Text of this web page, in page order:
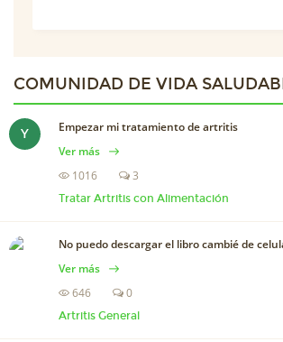
COMUNIDAD DE VIDA
Y
Empezar mi tratamiento de artritis
Ver más
1016
3
Tratar Artritis con Alimentación
No puedo descargar el libro cambié de
Ver más
646
0
Artritis General